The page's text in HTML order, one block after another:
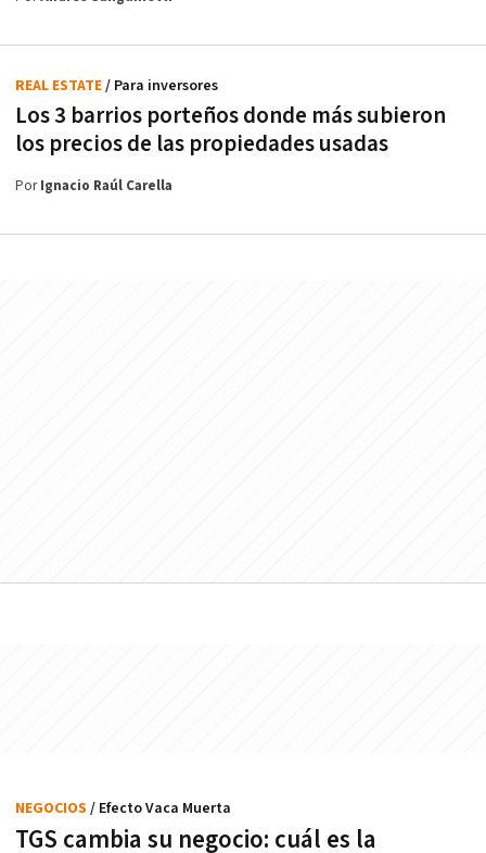
Los 3 barrios porteños donde más subieron
los precios de las propiedades usadas
REAL ESTATE/ Para inversores
PorIgnacio Raúl Carella
TGS cambia su negocio: cuál es la
NEGOCIOS / Efecto Vaca Muerta